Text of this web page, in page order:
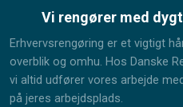
​Vi rengører med
Erhvervsrengøring er et vigtigt
overblik og omhu. Hos Danske
vi altid udfører vores arbejde
på jeres arbejdsplads.